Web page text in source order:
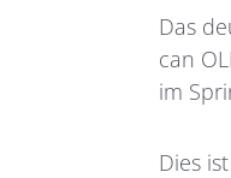
Das
can
im
Dies